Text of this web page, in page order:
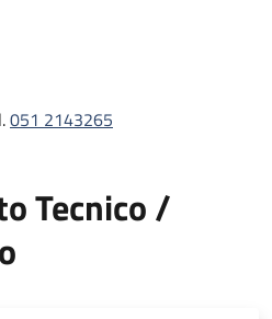
sindrome di Lynch, poliposi
051 2143265
Tecnico /